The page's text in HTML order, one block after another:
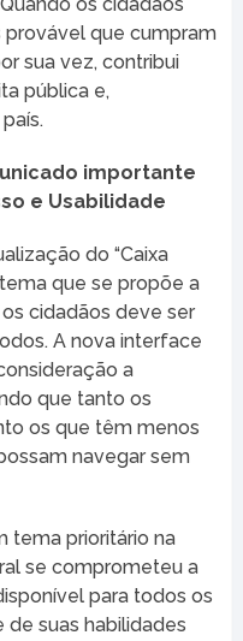
que cumpram
sua vez, contribui
pública e,
importante
e Usabilidade
do “Caixa
que se propõe a
cidadãos deve ser
A nova interface
a
que tanto os
os que têm menos
navegar sem
tema prioritário na
se comprometeu a
para todos os
suas habilidades